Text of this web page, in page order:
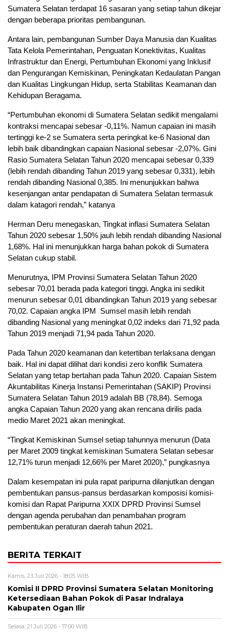
Sumatera Selatan terdapat 16 sasaran yang setiap tahun dikejar
dengan beberapa prioritas pembangunan.
Antara lain, pembangunan Sumber Daya Manusia dan Kualitas
Tata Kelola Pemerintahan, Penguatan Konektivitas, Kualitas
Infrastruktur dan Energi, Pertumbuhan Ekonomi yang Inklusif
dan Pengurangan Kemiskinan, Peningkatan Kedaulatan Pangan
dan Kualitas Lingkungan Hidup, serta Stabilitas Keamanan dan
Kehidupan Beragama.
“Pertumbuhan ekonomi di Sumatera Selatan sedikit mengalami
kontraksi mencapai sebesar -0,11%. Namun capaian ini masih
tertinggi ke-2 se Sumatera serta peringkat ke-6 Nasional dan
lebih baik dibandingkan capaian Nasional sebesar -2,07%. Gini
Rasio Sumatera Selatan Tahun 2020 mencapai sebesar 0,339
(lebih rendah dibanding Tahun 2019 yang sebesar 0,331), lebih
rendah dibanding Nasional 0,385. Ini menunjukkan bahwa
kesenjangan antar pendapatan di Sumatera Selatan termasuk
dalam katagori rendah,” katanya
Herman Deru menegaskan, Tingkat inflasi Sumatera Selatan
Tahun 2020 sebesar 1,50% jauh lebih rendah dibanding Nasional
1,68%. Hal ini menunjukkan harga bahan pokok di Sumatera
Selatan cukup stabil.
Menurutnya, IPM Provinsi Sumatera Selatan Tahun 2020
sebesar 70,01 berada pada kategori tinggi. Angka ini sedikit
menurun sebesar 0,01 dibandingkan Tahun 2019 yang sebesar
70,02. Capaian angka IPM Sumsel masih lebih rendah
dibanding Nasional yang meningkat 0,02 indeks dari 71,92 pada
Tahun 2019 menjadi 71,94 pada Tahun 2020.
Pada Tahun 2020 keamanan dan ketertiban terlaksana dengan
baik. Hal ini dapat dilihat dari kondisi zero konflik Sumatera
Selatan yang tetap bertahan pada Tahun 2020. Capaian Sistem
Akuntabilitas Kinerja Instansi Pemerintahan (SAKIP) Provinsi
Sumatera Selatan Tahun 2019 adalah BB (78,84). Semoga
angka Capaian Tahun 2020 yang akan rencana dirilis pada
medio Maret 2021 akan meningkat.
“Tingkat Kemiskinan Sumsel setiap tahunnya menurun (Data
per Maret 2009 tingkat kemiskinan Sumatera Selatan sebesar
12,71% turun menjadi 12,66% per Maret 2020),” pungkasnya
Dalam kesempatan ini pula rapat paripurna dilanjutkan dengan
pembentukan pansus-pansus berdasarkan komposisi komisi-
komisi dan Rapat Paripurna XXIX DPRD Provinsi Sumsel
dengan agenda perubahan dan penambahan program
pembentukan peraturan daerah tahun 2021.
BERITA TERKAIT
Kamis, 23 Juli 2026 - 18:05 WIB
Komisi II DPRD Provinsi Sumatera Selatan Monitoring
Ketersediaan Bahan Pokok di Pasar Indralaya
Kabupaten Ogan Ilir
Selasa, 21 Juli 2026 - 17:00 WIB